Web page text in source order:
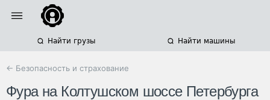
Найти грузы Найти машины
← Безопасность и страхование
Фура на Колтушском шоссе Петербурга